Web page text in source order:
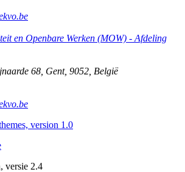
en Openbare Werken (MOW) - Afdeling
68 Gent, 9052 België
version 1.0
versie 2.4